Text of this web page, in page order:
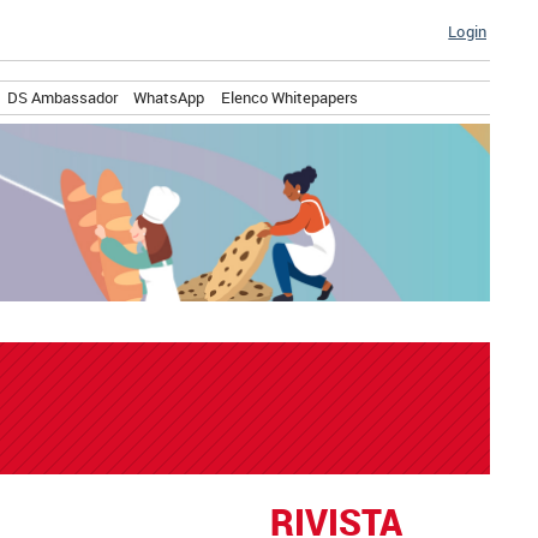
Login
DS Ambassador WhatsApp Elenco Whitepapers
RIVISTA